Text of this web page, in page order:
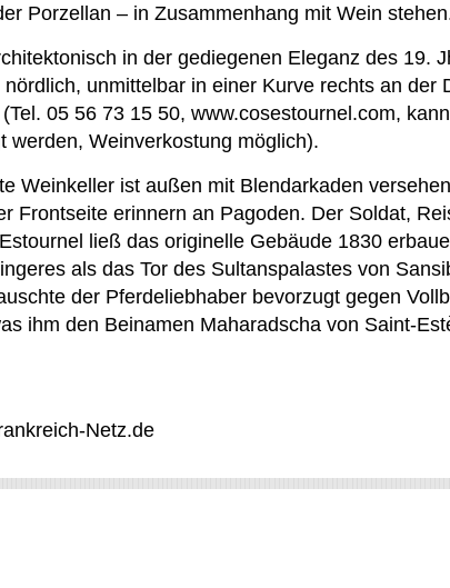
Porzellan – in Zusammenhang mit Wein
in der gediegenen Eleganz des 19.
unmittelbar in einer Kurve rechts an der
05 56 73 15 50, www.cosestournel.com,
werden, Weinverkostung möglich).
Weinkeller ist außen mit Blendarkaden
Frontseite erinnern an Pagoden. Der Soldat,
ließ das originelle Gebäude 1830
als das Tor des Sultanspalastes von
der Pferdeliebhaber bevorzugt gegen
ihm den Beinamen Maharadscha von Saint-
Netz.de